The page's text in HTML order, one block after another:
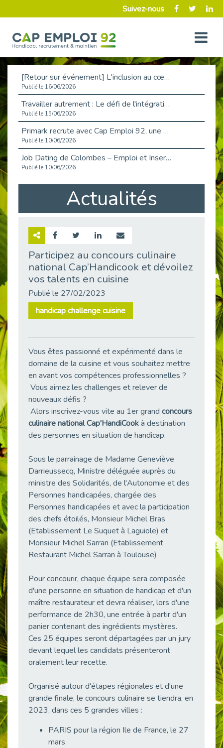
Suivez-nous
[Retour sur événement] L'inclusion au cœur de la Place de l'Emploi à La Défense !
Publié le 16/06/2026
Travailler autrement : Le défi de l'intégration des maladies chroniques en entreprise
Publié le 15/06/2026
Primark recrute avec Cap Emploi 92, une matinée couronnée de succès !
Publié le 10/06/2026
Job Dating de Colombes – Emploi et Insertion
Publié le 10/06/2026
Aborder l'entretien et la situation de handicap en toute confiance
Publié le 09/06/2026
Retour sur l’atelier « Optimiser sa recherche d’emploi »
Emploi & Handicap : Hachette Livre et Cap emploi 92 renforcent leur collaboration
Publié le 02/06/2026
Publié le 30/05/2026
Publié le 21/05/2026
L’alternance : un levier stratégique pour recruter et inclure durablement
Publié le 18/05/2026
Publié le 12/05/2026
CAP EMPLOI 92 : L’inclusion portée à son sommet, bien au-delà des quotas
Publié le 12/05/2026
Publié le 04/05/2026
Le taux d’emploi direct dans la fonction publique dépasse 6 % en 2025
Publié le 04/05/2026
L'alternance : un tremplin vers l'emploi aussi pour les personnes en situation de handicap
Publié le 01/05/2026
Témoignage : Le parcours de Marc, 44 ans
Publié le 30/04/2026
Optimiser son CV lorsqu’on est en situation de handicap
Publié le 29/04/2026
28 avril : Agir ensemble pour une culture de prévention au travail
Publié le 27/04/2026
Mobilisation pour l’alternance et le handicap
Publié le 24/04/2026
Témoignage : "Le maintien en emploi est un investissement, pas une contrainte."
Publié le 22/04/2026
Publié le 20/04/2026
Actualités
Participez au concours culinaire
national Cap’Handicook et dévoilez
vos talents en cuisine
Publié le 27/02/2023
handicap challenge cuisine
Vous êtes passionné et expérimenté dans le
domaine de la cuisine et vous souhaitez mettre
en avant vos compétences professionnelles ?
Vous aimez les challenges et relever de
nouveaux défis ?
Alors inscrivez-vous vite au 1er grand concours
culinaire national Cap'HandiCookà destination
des personnes en situation de handicap.
Sous le parrainage de Madame Geneviève
Darrieussecq, Ministre déléguée auprès du
ministre des Solidarités, de l'Autonomie et des
Personnes handicapées, chargée des
Personnes handicapées et avec la participation
des chefs étoilés, Monsieur Michel Bras
(Etablissement Le Suquet à Laguiole) et
Monsieur Michel Sarran (Etablissement
Restaurant Michel Sarran à Toulouse)
Pour concourir, chaque équipe sera composée
d'une personne en situation de handicap et d'un
maître restaurateur et devra réaliser, lors d'une
performance de 2h30, une entrée à partir d'un
panier contenant des ingrédients mystères.
Ces 25 équipes seront départagées par un jury
devant lequel les candidats présenteront
oralement leur recette.
Organisé autour d'étapes régionales et d'une
grande finale, le concours culinaire se tiendra, en
2023, dans ces 5 grandes villes :
PARIS pour la région Ile de France, le 27
mars